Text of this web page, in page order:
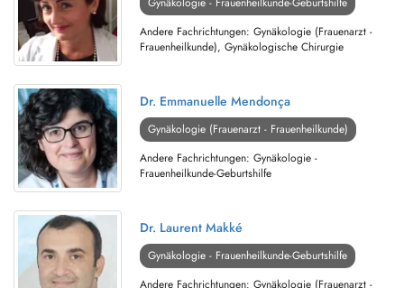
Andere Fachrichtungen: Gynäkologie (Frauenarzt -
Frauenheilkunde), Gynäkologische Chirurgie
Dr. Emmanuelle Mendonça
Gynäkologie (Frauenarzt - Frauenheilkunde)
Andere Fachrichtungen: Gynäkologie -
Frauenheilkunde-Geburtshilfe
Dr. Laurent Makké
Gynäkologie - Frauenheilkunde-Geburtshilfe
Andere Fachrichtungen: Gynäkologie (Frauenarzt -